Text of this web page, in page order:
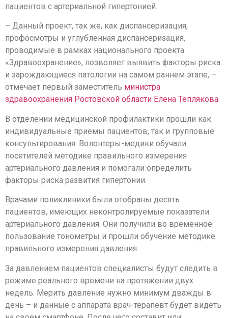
пациентов с артериальной гипертонией.
– Данный проект, так же, как диспансеризация,
профосмотры и углубленная диспансеризация,
проводимые в рамках национального проекта
«Здравоохранение», позволяет выявить факторы риска
и зарождающиеся патологии на самом раннем этапе, –
отмечает первый заместитель министра
здравоохранения Ростовской области Елена Теплякова.
В отделении медицинской профилактики прошли как
индивидуальные приемы пациентов, так и групповые
консультирования. Волонтеры-медики обучали
посетителей методике правильного измерения
артериального давления и помогали определить
факторы риска развития гипертонии.
Врачами поликлиники были отобраны десять
пациентов, имеющих неконтролируемые показатели
артериального давления. Они получили во временное
пользование тонометры и прошли обучение методике
правильного измерения давления.
За давлением пациентов специалисты будут следить в
режиме реального времени на протяжении двух
недель. Мерить давление нужно минимум дважды в
день – и данные с аппарата врач-терапевт будет видеть